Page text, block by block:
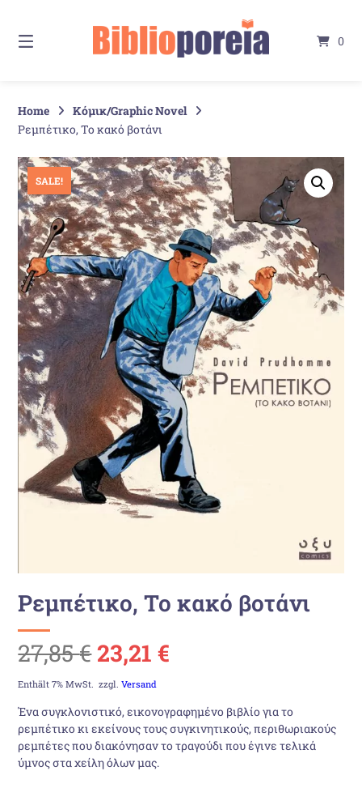
Inhalt
0
Home
Κόμικ/Graphic Novel
Ρεμπέτικο, Το κακό βοτάνι
SALE!
Ρεμπέτικο, Το κακό βοτάνι
27,85€Ursprünglicher
Preis
war:
27,85 €
23,21€
ist:
23,21 €.
Enthält 7% MwSt. zzgl.Versand
Ένα συγκλονιστικό, εικονογραφημένο βιβλίο για το
ρεμπέτικο κι εκείνους τους συγκινητικούς, περιθωριακούς
ρεμπέτες που διακόνησαν το τραγούδι που έγινε τελικά
ύμνος στα χείλη όλων μας.